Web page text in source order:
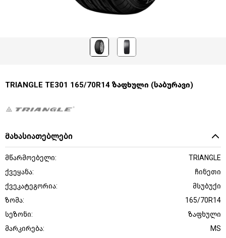
TRIANGLE TE301 165/70R14 ზაფხული (საბურავი)
მახასიათებლები
მწარმოებელი:
TRIANGLE
ქვეყანა:
ჩინეთი
ქვეკატეგორია:
მსუბუქი
ზომა:
165/70R14
სეზონი:
ზაფხული
მარკირება:
MS